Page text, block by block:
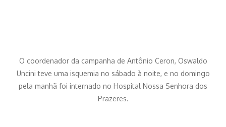
O coordenador da campanha de Antônio Ceron, Oswaldo
Uncini teve uma isquemia no sábado à noite, e no domingo
pela manhã foi internado no Hospital Nossa Senhora dos
Prazeres.